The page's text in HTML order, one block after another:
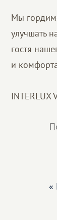
Мы
улучшать
гостя
и
INTERLUX
«